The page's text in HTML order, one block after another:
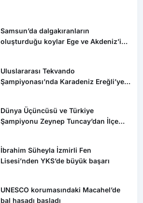
Samsun’da dalgakıranların
oluşturduğu koylar Ege ve Akdeniz’i
Uluslararası Tekvando
Şampiyonası’nda Karadeniz Ereğli’ye
Dünya Üçüncüsü ve Türkiye
Şampiyonu Zeynep Tuncay’dan İlçe
İbrahim Süheyla İzmirli Fen
Lisesi’nden YKS’de büyük başarı
UNESCO korumasındaki Macahel’de
bal hasadı başladı